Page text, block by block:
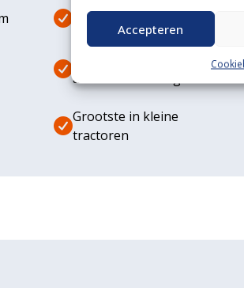
Accepteren
Eigen transportservice
aanbouwwerktuigen
Grootste in kleine
tractoren